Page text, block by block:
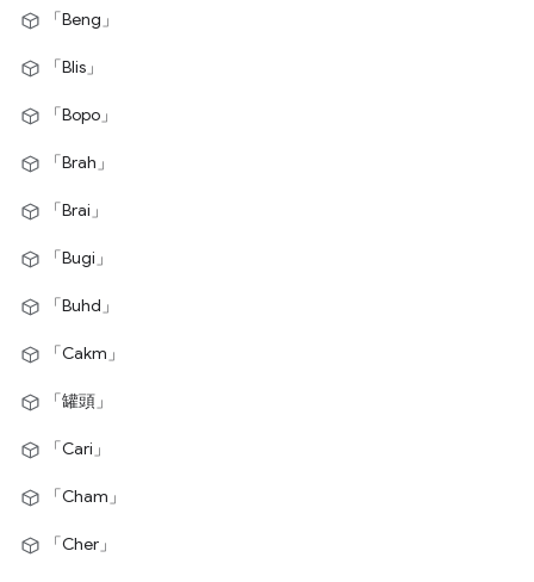
「Beng」
「Blis」
「Bopo」
「Brah」
「Brai」
「Bugi」
「Buhd」
「Cakm」
「罐頭」
「Cari」
「Cham」
「Cher」